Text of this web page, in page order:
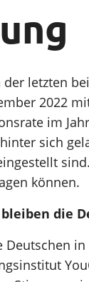
letzten
2022
im
sich
können.
die
Deutschen